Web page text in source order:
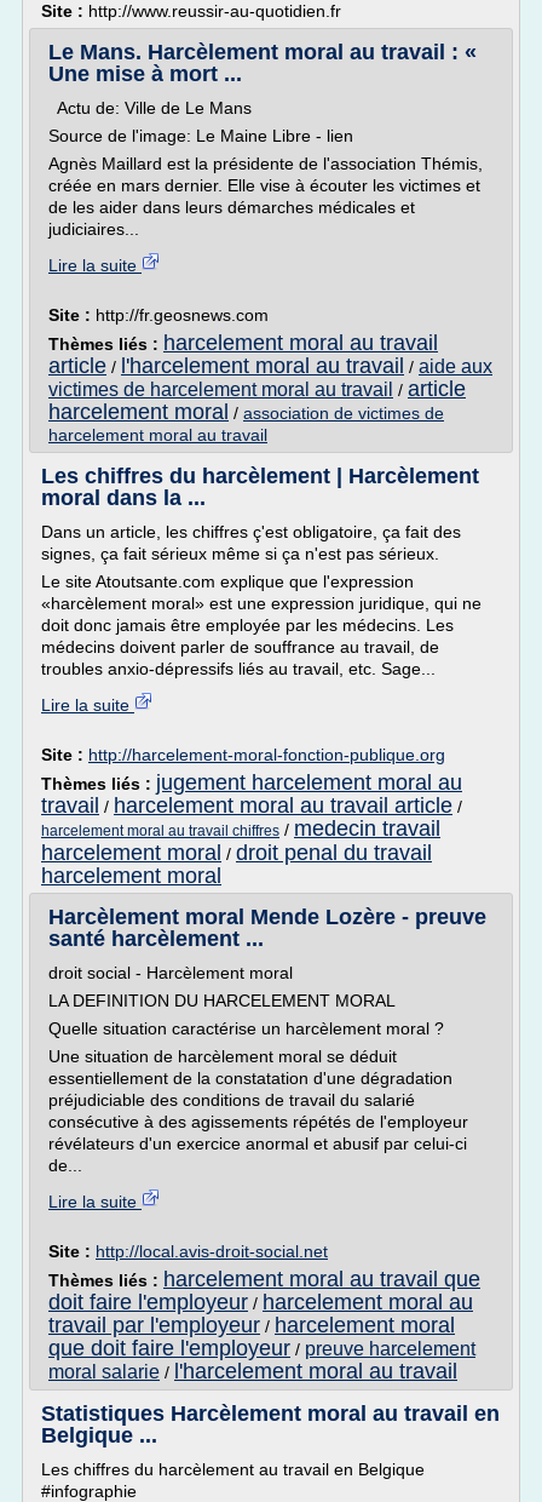
Site : http://www.reussir-au-quotidien.fr
Le Mans. Harcèlement moral au travail : «
Une mise à mort ...
Actu de: Ville de Le Mans
Source de l'image: Le Maine Libre - lien
Agnès Maillard est la présidente de l'association Thémis,
créée en mars dernier. Elle vise à écouter les victimes et
de les aider dans leurs démarches médicales et
judiciaires...
Lire la suite
Site : http://fr.geosnews.com
Thèmes liés : harcelement moral au travail
article / l'harcelement moral au travail / aide aux
victimes de harcelement moral au travail / article
harcelement moral / association de victimes de
harcelement moral au travail
Les chiffres du harcèlement | Harcèlement
moral dans la ...
Dans un article, les chiffres ç'est obligatoire, ça fait des
signes, ça fait sérieux même si ça n'est pas sérieux.
Le site Atoutsante.com explique que l'expression
«harcèlement moral» est une expression juridique, qui ne
doit donc jamais être employée par les médecins. Les
médecins doivent parler de souffrance au travail, de
troubles anxio-dépressifs liés au travail, etc. Sage...
Lire la suite
Site : http://harcelement-moral-fonction-publique.org
Thèmes liés : jugement harcelement moral au
travail / harcelement moral au travail article /
harcelement moral au travail chiffres / medecin travail
harcelement moral / droit penal du travail
harcelement moral
Harcèlement moral Mende Lozère - preuve
santé harcèlement ...
droit social - Harcèlement moral
LA DEFINITION DU HARCELEMENT MORAL
Quelle situation caractérise un harcèlement moral ?
Une situation de harcèlement moral se déduit
essentiellement de la constatation d'une dégradation
préjudiciable des conditions de travail du salarié
consécutive à des agissements répétés de l'employeur
révélateurs d'un exercice anormal et abusif par celui-ci
de...
Lire la suite
Site : http://local.avis-droit-social.net
Thèmes liés : harcelement moral au travail que
doit faire l'employeur / harcelement moral au
travail par l'employeur / harcelement moral
que doit faire l'employeur / preuve harcelement
moral salarie / l'harcelement moral au travail
Statistiques Harcèlement moral au travail en
Belgique ...
Les chiffres du harcèlement au travail en Belgique
#infographie